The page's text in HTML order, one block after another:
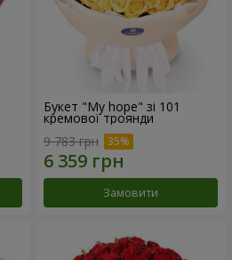
Букет "My hope" зі 101
кремової троянди
9 783 грн
Замовити